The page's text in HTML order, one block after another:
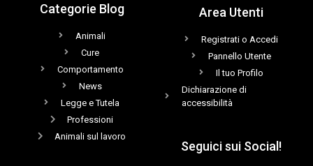
Categorie Blog
Animali
Cure
Comportamento
News
Legge e Tutela
Professioni
Animali sul lavoro
Area Utenti
Registrati o Accedi
Pannello Utente
Il tuo Profilo
Dichiarazione di
accessibilità
Seguici sui Social!